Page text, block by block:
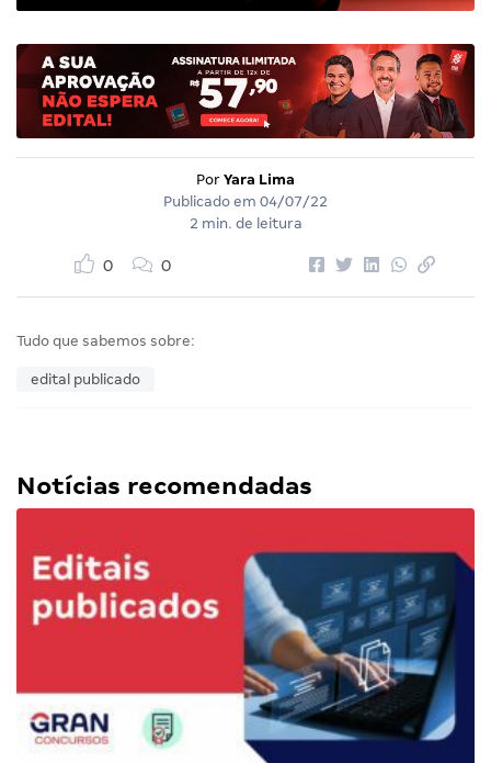
Por Yara Lima
Publicado em 04/07/22
2 min. de leitura
0 0
Tudo que sabemos sobre:
edital publicado
Notícias recomendadas